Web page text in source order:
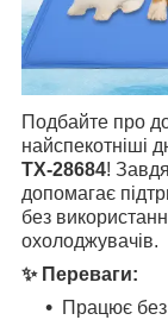
Подбайте про
найспекотніші
TX-28684!
допомагає
без
охолоджувачів.
✨ Переваги:
Працює